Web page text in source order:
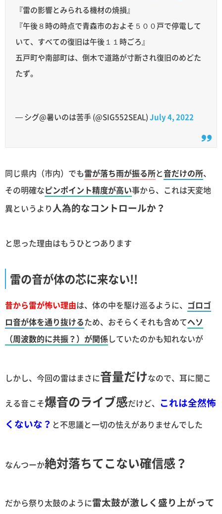
『雷の影響とみられる機材の焼損』
『午後８時の時点で青森市のおよそ５００戸で停電して
いて、すべての復旧は午後１１時ごろ』
五戸町や南部町は、倒木で道路が寸断され復旧のめどた
たず。
— シグ@暑いのは苦手 (@SIG552SEAL)July 4, 2022
同じ県内（市内）でも雷が落ち雨が振る所と音だけの所、
その明確なピンポイント精度が高い事から、これは天変地
異というより人為的なコントロールか？
と思った理由はもうひとつあります
雷の音が体の芯に来ない!!
昔から雷が怖い理由は、体の中を駆け巡るように、 ゴロゴ
ロ音が体を通り抜けるため、おそらくそれも含めてヘソ
（周波数的に共振？）が関係していたのかも知れないが
しかし、今回の雷はまさに音量だけなので、耳に聞こ
える音こそ爆音のライブ感だけど、 これは全然怖
くないな？ と不思議と一切の怯えがありませんでした
なんつーか絶対落ちてこない確信感？
だから祭り太鼓のように雷太鼓が激しく盛り上がって